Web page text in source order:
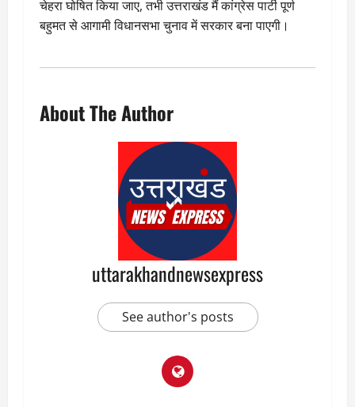
चेहरा घोषित किया जाए, तभी उत्तराखंड मैं कांग्रेस पार्टी पूर्ण
बहुमत से आगामी विधानसभा चुनाव में सरकार बना पाएगी।
About The Author
uttarakhandnewsexpress
See author's posts